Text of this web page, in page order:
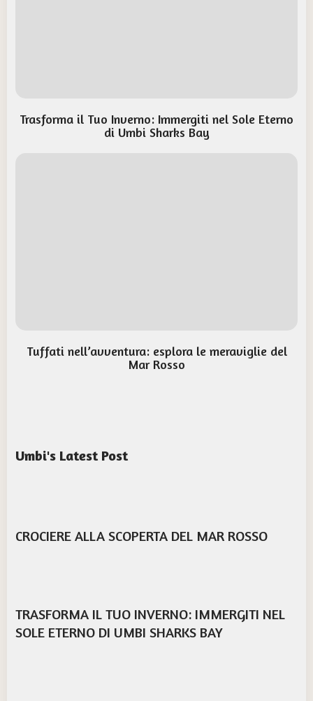
Trasforma il Tuo Inverno: Immergiti nel Sole Eterno
di Umbi Sharks Bay
Tuffati nell’avventura: esplora le meraviglie del
Mar Rosso
Umbi's Latest Post
CROCIERE ALLA SCOPERTA DEL MAR ROSSO
TRASFORMA IL TUO INVERNO: IMMERGITI NEL
SOLE ETERNO DI UMBI SHARKS BAY